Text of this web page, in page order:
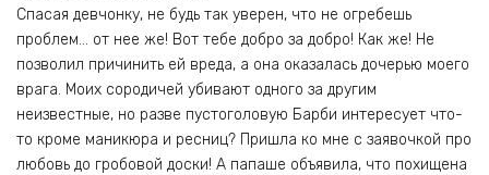
Спасая девчонку, не будь так уверен, что не огребешь
проблем… от нее же! Вот тебе добро за добро! Как же! Не
позволил причинить ей вреда, а она оказалась дочерью моего
врага. Моих сородичей убивают одного за другим
неизвестные, но разве пустоголовую Барби интересует что-
то кроме маникюра и ресниц? Пришла ко мне с заявочкой про
любовь до гробовой доски! А папаше объявила, что похищена